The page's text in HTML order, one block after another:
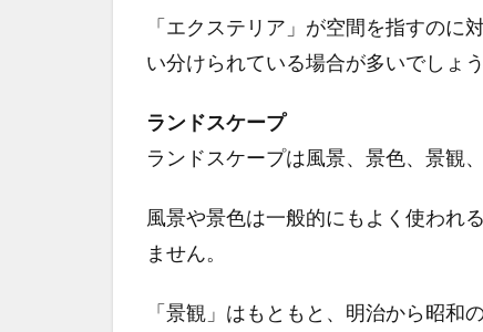
「エクステリア」が空間を指すのに
い分けられている場合が多いでしょう
ランドスケープ
ランドスケープは風景、景色、景観
風景や景色は一般的にもよく使われ
ません。
「景観」はもともと、明治から昭和